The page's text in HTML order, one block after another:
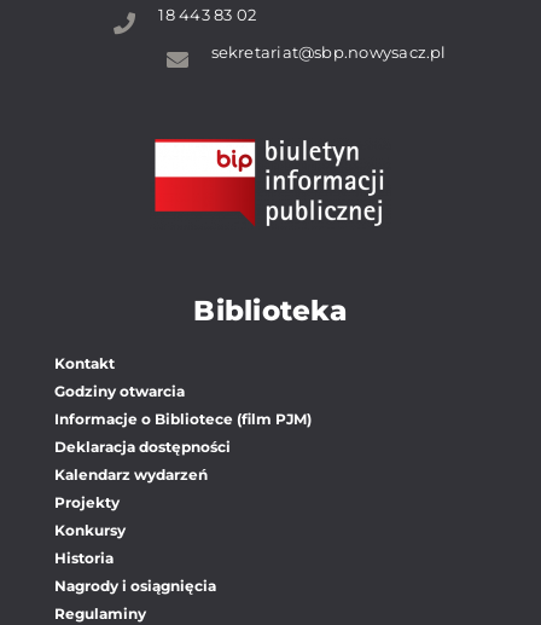
18 443 83 02
sekretariat@sbp.nowysacz.pl
Biblioteka
Kontakt
Godziny otwarcia
Informacje o Bibliotece (film PJM)
Deklaracja dostępności
Kalendarz wydarzeń
Projekty
Konkursy
Historia
Nagrody i osiągnięcia
Regulaminy